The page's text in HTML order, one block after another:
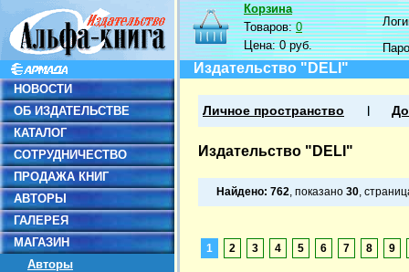
НОВОСТИ
ОБ ИЗДАТЕЛЬСТВЕ
КАТАЛОГ
СОТРУДНИЧЕСТВО
ПРОДАЖА КНИГ
АВТОРЫ
ГАЛЕРЕЯ
МАГАЗИН
Авторы
Корзина
Товаров:0
Цена:0 руб.
Издательство "DELI"
Личное пространство
Издательство "DELI"
Найдено: 762, показано 30,
1 2 3 4 5 6 7 8 9